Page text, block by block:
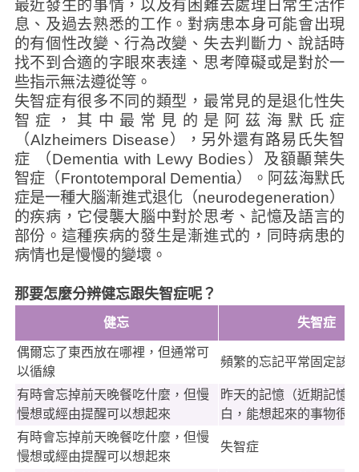
最近發生的事情，以及有困難去處理日常生活作
息、及過去熟悉的工作。對病患本身可能會出現
的有個性改變、行為改變、失去判斷力、說話時
找不到合適的字眼來表達、思考障礙或是對於一
些指示無法遵從等。
失智症有很多不同的類型，最常見的是退化性失
智症，其中最常見的是阿茲海默氏症
（Alzheimers Disease），另外還有路易氏失智
症 （Dementia with Lewy Bodies）及額顳葉失
智症（Frontotemporal Dementia）。阿茲海默氏
症是一種大腦漸進式退化（neurodegeneration）
的疾病，它侵襲大腦中對於思考、記憶及語言的
部份。這種疾病的發生是漸進式的，同時病患的
病情也是慢慢的變壞。
那要怎麼分辨健忘跟失智症呢？
健忘 失智症
偶爾忘了東西放在哪裡，但通常可
以循線
頻繁的忘記平常固定該
有時會忘掉前天晚餐吃什麼，但慢
慢想或經由提醒可以想起來
昨天的記憶（近期記憶
白，能想起來的事物很
有時會忘掉前天晚餐吃什麼，但慢
慢想或經由提醒可以想起來
失智症